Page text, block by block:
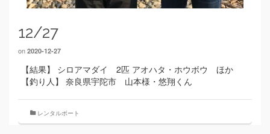
12/27
on 2020-12-27
【結果】 シロアマダイ 2匹 アオハタ・ホウボウ ほか
【釣り人】 奈良県宇陀市 山本様・悠翔くん
レンタルボート